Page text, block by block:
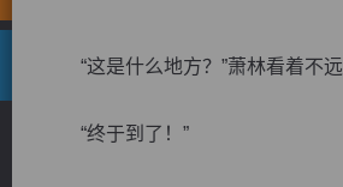
“这是什么地方？”萧林看着不远
“终于到了！”